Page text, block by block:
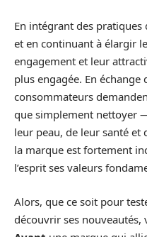
En intégrant des pratiques
et en continuant à élargir
engagement et leur
plus engagée. En échange
consommateurs
que simplement nettoyer
leur peau, de leur santé et
la marque est fortement
l’esprit ses valeurs
Alors, que ce soit pour
découvrir ses nouveautés,